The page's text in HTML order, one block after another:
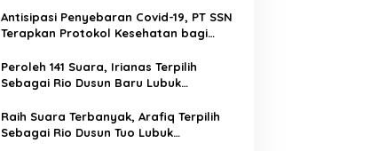
Antisipasi Penyebaran Covid-19, PT SSN
Terapkan Protokol Kesehatan bagi
Peroleh 141 Suara, Irianas Terpilih
Sebagai Rio Dusun Baru Lubuk
Raih Suara Terbanyak, Arafiq Terpilih
Sebagai Rio Dusun Tuo Lubuk